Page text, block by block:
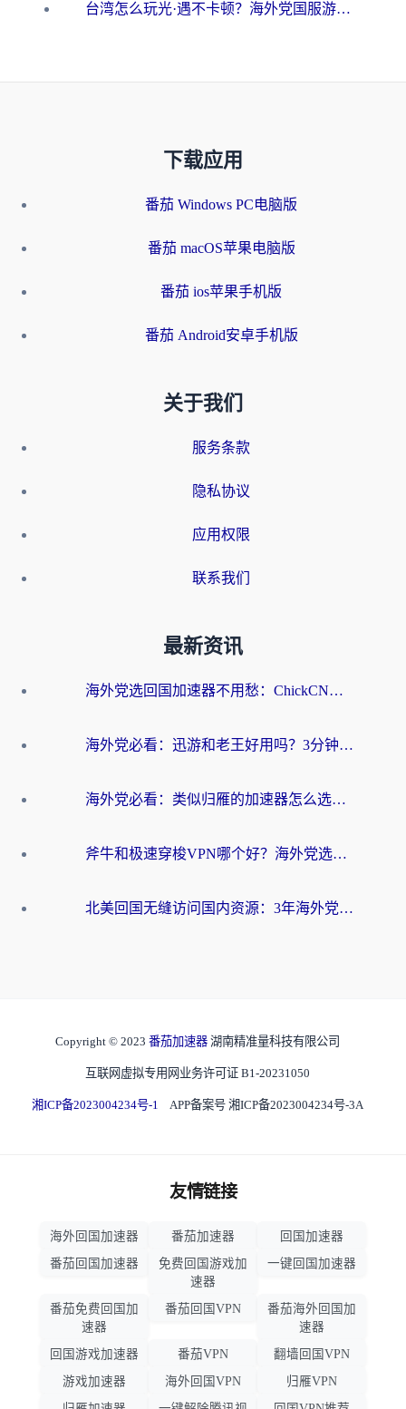
台湾怎么玩光·遇不卡顿？海外党国服游戏加速终极攻略（附实测体验）
下载应用
番茄 Windows PC电脑版
番茄 macOS苹果电脑版
番茄 ios苹果手机版
番茄 Android安卓手机版
关于我们
服务条款
隐私协议
应用权限
联系我们
最新资讯
海外党选回国加速器不用愁：ChickCN和洞见哪个好？一篇搞定所有疑问
海外党必看：迅游和老王好用吗？3分钟选对加速国内网络的加速器
海外党必看：类似归雁的加速器怎么选？一篇搞定无缝访问国内资源
斧牛和极速穿梭VPN哪个好？海外党选回国加速器必看的真实对比与避坑指南
北美回国无缝访问国内资源：3年海外党亲测的加速器选择指南
Copyright © 2023 番茄加速器 湖南精准量科技有限公司
互联网虚拟专用网业务许可证 B1-20231050
湘ICP备2023004234号-1 APP备案号 湘ICP备2023004234号-3A
友情链接
海外回国加速器 番茄加速器
回国加速器
番茄回国加速器
免费回国游戏加
速器
一键回国加速器
番茄免费回国加
速器
番茄回国VPN
番茄海外回国加
速器
回国游戏加速器
番茄VPN
翻墙回国VPN
游戏加速器
海外回国VPN
归雁VPN